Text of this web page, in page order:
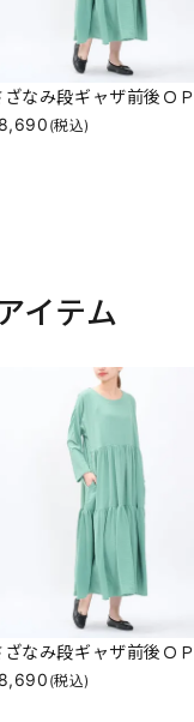
ざなみ段ギャザ前後ＯＰ
8,690 (税込)
イテム
ざなみ段ギャザ前後ＯＰ
8,690 (税込)